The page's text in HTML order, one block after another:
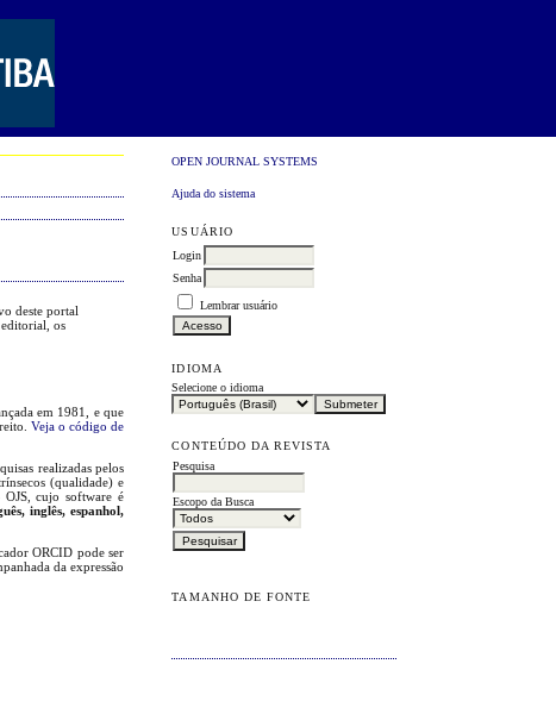
OPEN JOURNAL SYSTEMS
Ajuda do sistema
USUÁRIO
Login
Senha
Lembrar usuário
IDIOMA
Selecione o idioma
CONTEÚDO DA REVISTA
Pesquisa
Escopo da Busca
TAMANHO DE FONTE
deste portal
os
em 1981, e que
Veja o código de
realizadas pelos
(qualidade) e
cujo software é
inglês, espanhol,
ORCID pode ser
da expressão